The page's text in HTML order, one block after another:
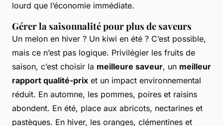
lourd que l’économie immédiate.
Gérer la saisonnalité pour plus de saveurs
Un melon en hiver ? Un kiwi en été ? C’est possible,
mais ce n’est pas logique. Privilégier les fruits de
saison, c’est choisir la meilleure saveur, un meilleur
rapport qualité-prix et un impact environnemental
réduit. En automne, les pommes, poires et raisins
abondent. En été, place aux abricots, nectarines et
pastèques. En hiver, les oranges, clémentines et